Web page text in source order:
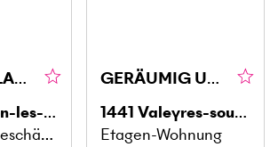
ZENTRALE LAGE UND STABILES RENDEMENT
Bains
Wohn- und Geschäftshaus
GERÄUMIG UND RUHIG
1441 Valeyres-sous-Montagny
Etagen-Wohnung